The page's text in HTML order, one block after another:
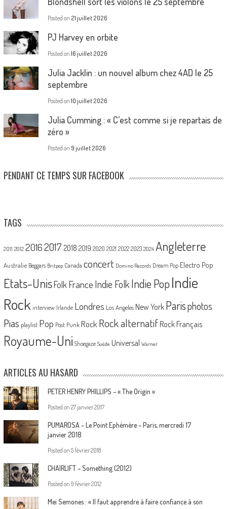
Posted on 21 juillet 2026
PJ Harvey en orbite
Posted on 16 juillet 2026
Julia Jacklin : un nouvel album chez 4AD le 25
septembre
Posted on 10 juillet 2026
Julia Cumming : « C’est comme si je repartais de
zéro »
Posted on 9 juillet 2026
PENDANT CE TEMPS SUR FACEBOOK
TAGS
2011 2012 20162017 2018 2019 2020 2021 2022 2023 2024 Angleterre
Australie Beggars Britpop Canada concert Domino Records Dream Pop Electro Pop
Etats-UnisFolk France Indie FolkIndie PopIndie
Rock interview Irlande Londres Los Angeles New York Parisphotos
Pias playlist Pop Post Punk Rock Rock alternatif Rock Français
Royaume-Uni Shoegaze Suède Universal Warner
ARTICLES AU HASARD
PETER HENRY PHILLIPS – « The Origin »
Posted on 27 janvier 2017
PUMAROSA – Le Point Ephémère – Paris, mercredi 17
janvier 2018
Posted on 5 février 2018
CHAIRLIFT – Something (2012)
Posted on 9 février 2012
Mei Semones : « Il faut apprendre à faire confiance à son